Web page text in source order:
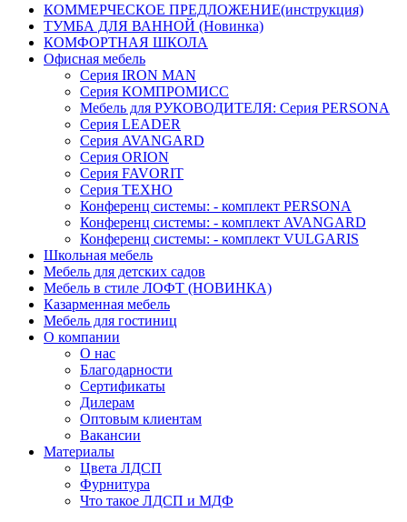
КОММЕРЧЕСКОЕ ПРЕДЛОЖЕНИЕ(инструкция)
ТУМБА ДЛЯ ВАННОЙ (Новинка)
КОМФОРТНАЯ ШКОЛА
Офисная мебель
Серия IRON MAN
Серия КОМПРОМИСС
Мебель для РУКОВОДИТЕЛЯ: Серия PERSONA
Серия LEADER
Серия AVANGARD
Серия ORION
Серия FAVORIT
Серия ТЕХНО
Конференц системы: - комплект PERSONA
Конференц системы: - комплект AVANGARD
Конференц системы: - комплект VULGARIS
Школьная мебель
Мебель для детских садов
Мебель в стиле ЛОФТ (НОВИНКА)
Казарменная мебель
Мебель для гостиниц
О компании
О нас
Благодарности
Сертификаты
Дилерам
Оптовым клиентам
Вакансии
Материалы
Цвета ЛДСП
Фурнитура
Что такое ЛДСП и МДФ